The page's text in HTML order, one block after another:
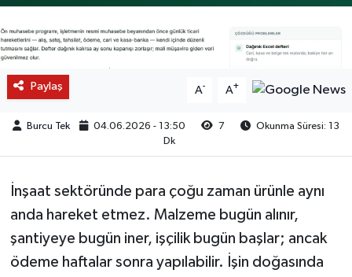
Paylaş A- A+
Burcu Tek 04.06.2026 - 13:50 7
Okunma Süresi: 13
Dk
İnşaat sektöründe para çoğu zaman ürünle aynı
anda hareket etmez. Malzeme bugün alınır,
şantiyeye bugün iner, işçilik bugün başlar; ancak
ödeme haftalar sonra yapılabilir. İşin doğasında